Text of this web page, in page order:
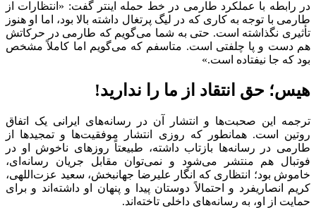
در رابطه با عملکرد طارمی در خط حمله اینتر گفت: «انتظارات از
طارمی با توجه به کاری که در لیگ پرتغال داشته بالا بود، اما او هنوز
تأثیری نگذاشته است. حتی به شما می‌گویم که طارمی در حرکاتش
هم دست و پا چلفتی است. متاسفم که می‌گویم اما کاملاً مشخص
بود که جا نیفتاده است.»
هیس؛ حق انتقاد از ما را ندارید!
ترجمه این صحبت‌ها و انتشار آن در رسانه‌های ایرانی یک اتفاق
روتین است. همانطور که روزی انتشار موفقیت‌ها و تمجیدها از
طارمی در رسانه‌ها بازتاب داشته، طبیعتاً روزهای ناخوش او در
فوتبال هم منتشر می‌شود و نمی‌توان مقابل جریان رسانه‌ای،
خاموش بود؛ انتظاری که انگار علیرضا جهانبخش، سعید عزت‌اللهی،
کریم انصاریفرد و احتمالاً دوستان پیدا و پنهان او داشته‌اند و برای
حمایت از او، به رسانه‌های داخلی تاخته‌اند.